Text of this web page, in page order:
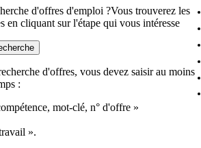
d'offres d'emploi ?Vous trouverez les
en cliquant sur l'étape qui vous intéresse
d'offres, vous devez saisir au moins
:
mot-clé, n° d'offre »
».